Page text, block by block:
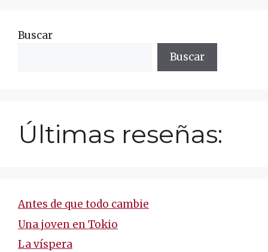
Buscar
Buscar
Últimas reseñas:
Antes de que todo cambie
Una joven en Tokio
La víspera